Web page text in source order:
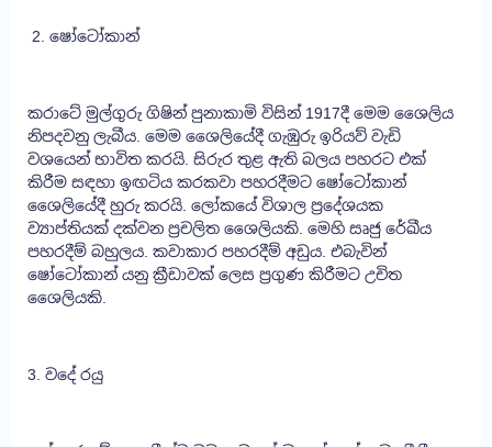
2. ෂෝටෝකාන්
කරාටේ මුල්ගුරු ගිෂින් පුනාකාමි විසින් 1917දී මෙම ශෛලිය
නිපදවනු ලැබීය. මෙම ශෛලියේදී ගැඹුරු ඉරියව් වැඩි
වශයෙන් භාවිත කරයි. සිරුර තුළ ඇති බලය පහරට එක්
කිරීම සඳහා ඉඟටිය කරකවා පහරදීමට ෂෝටෝකාන්
ශෛලියේදී හුරු කරයි. ලෝකයේ විශාල ප්‍රදේශයක
ව්‍යාප්තියක් දක්වන ප්‍රචලිත ශෛලියකි. මෙහි සෘජු රේඛීය
පහරදීම් බහුලය. කවාකාර පහරදීම් අඩුය. එබැවින්
ෂෝටෝකාන් යනු ක්‍රීඩාවක් ලෙස ප්‍රගුණ කිරීමට උචිත
ශෛලියකි.
3. වදේ රයු